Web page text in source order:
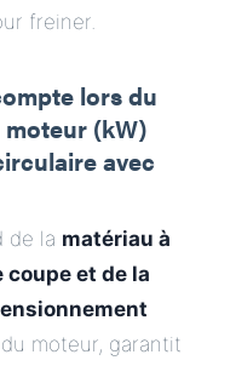
freiner.
lors du
(kW)
avec
de la matériau à
coupe et de la
moteur, garantit